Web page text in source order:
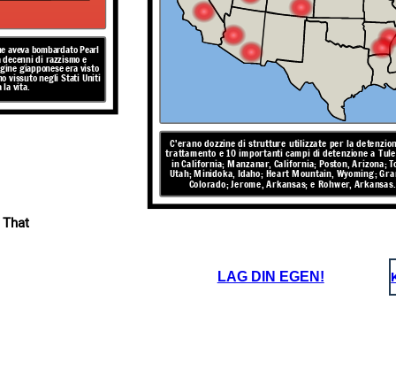
guerra nel
Uniti che le persone
X X X
X X X
X X X
That
C'erano dozzine di strutture utilizzate per la
trattamento e 10 importanti campi di detenzione a
in California; Manzanar, California; Poston, Arizona;
Utah; Minidoka, Idaho; Heart Mountain, Wyoming;
Colorado; Jerome, Arkansas; e Rohwer, Arkansas.
aveva bombardato Pearl
di razzismo e
giapponese era visto
vissuto negli Stati Uniti
la vita.
LAG DIN EGEN!